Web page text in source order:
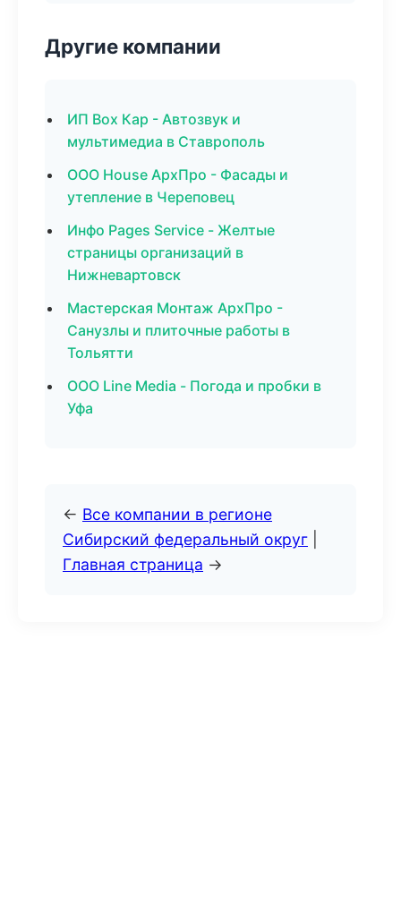
Другие компании
ИП Box Кар - Автозвук и
мультимедиа в Ставрополь
ООО House АрхПро - Фасады и
утепление в Череповец
Инфо Pages Service - Желтые
страницы организаций в
Нижневартовск
Мастерская Монтаж АрхПро -
Санузлы и плиточные работы в
Тольятти
ООО Line Media - Погода и пробки в
Уфа
← Все компании в регионе
Сибирский федеральный округ
Главная страница →